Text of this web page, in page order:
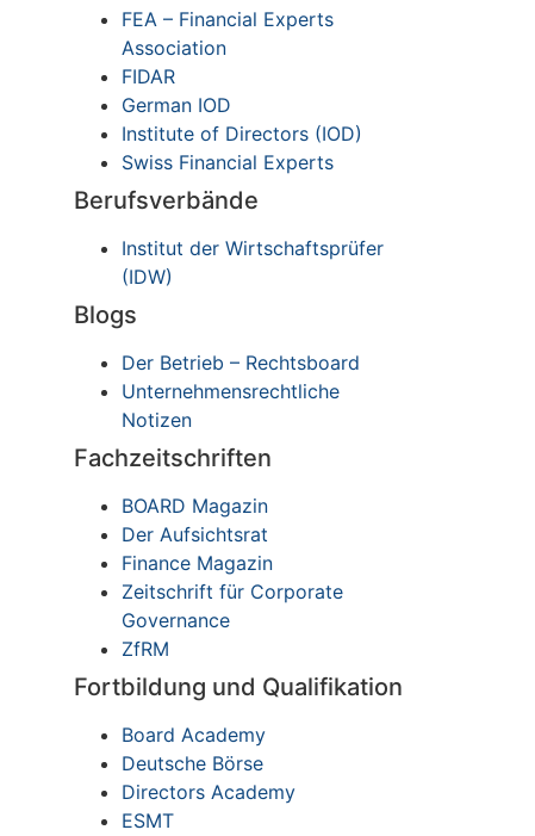
FEA – Financial Experts
Association
FIDAR
German IOD
Institute of Directors (IOD)
Swiss Financial Experts
Berufsverbände
Institut der Wirtschaftsprüfer
(IDW)
Blogs
Der Betrieb – Rechtsboard
Unternehmensrechtliche
Notizen
Fachzeitschriften
BOARD Magazin
Der Aufsichtsrat
Finance Magazin
Zeitschrift für Corporate
Governance
ZfRM
Fortbildung und Qualifikation
Board Academy
Deutsche Börse
Directors Academy
ESMT